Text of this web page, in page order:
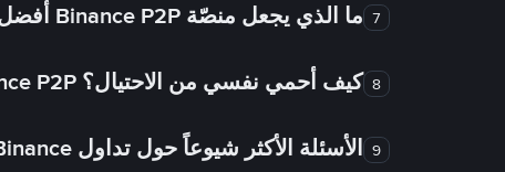
7 ما الذي يجعل منصّة Binance P2P أفضل من الأسواق الأخرى للتداول من شخص لشخص؟
8 كيف أحمي نفسي من الاحتيال؟ Binance P2P ضمان FTW!
9 الأسئلة الأكثر شيوعاً حول تداول Binance شخص لشخص